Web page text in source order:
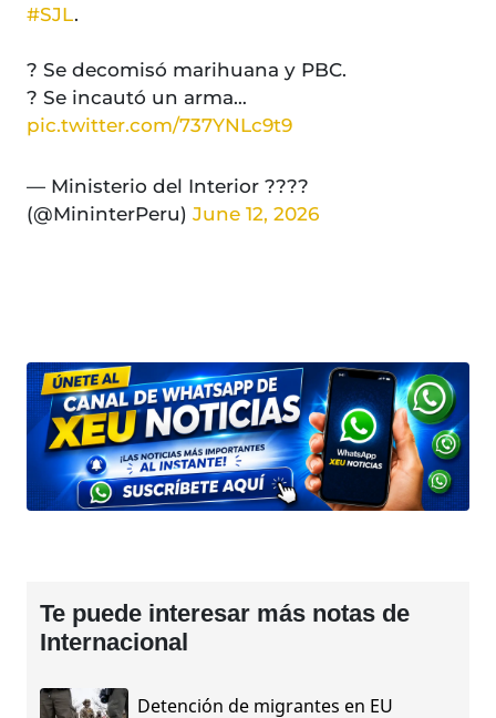
#SJL.
? Se decomisó marihuana y PBC.
? Se incautó un arma…
pic.twitter.com/737YNLc9t9
— Ministerio del Interior ????
(@MininterPeru) June 12, 2026
Te puede interesar más notas de
Internacional
Detención de migrantes en EU